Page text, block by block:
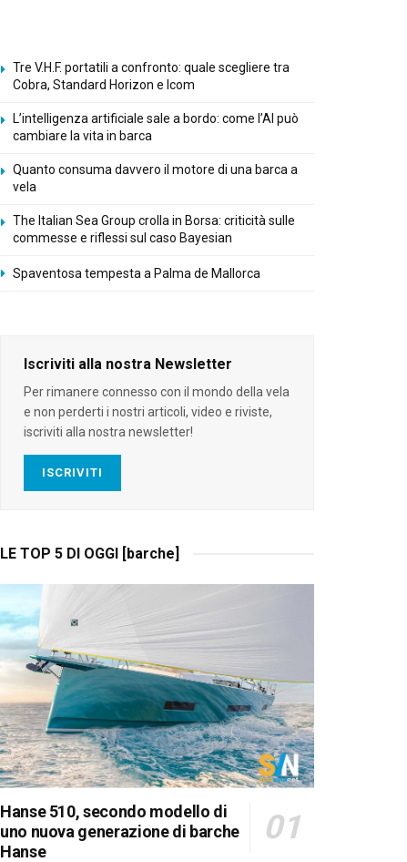
Tre V.H.F. portatili a confronto: quale scegliere tra
Cobra, Standard Horizon e Icom
L’intelligenza artificiale sale a bordo: come l’AI può
cambiare la vita in barca
Quanto consuma davvero il motore di una barca a
vela
The Italian Sea Group crolla in Borsa: criticità sulle
commesse e riflessi sul caso Bayesian
Spaventosa tempesta a Palma de Mallorca
Iscriviti alla nostra Newsletter
Per rimanere connesso con il mondo della vela
e non perderti i nostri articoli, video e riviste,
iscriviti alla nostra newsletter!
ISCRIVITI
LE TOP 5 DI OGGI [barche]
Hanse 510, secondo modello di
uno nuova generazione di barche
Hanse